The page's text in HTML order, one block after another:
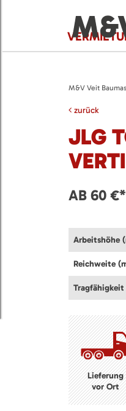
M&V Veit
zurück
JLG
AB 60
Arbeitshöhe
Reichweite
Lieferung
vor Ort